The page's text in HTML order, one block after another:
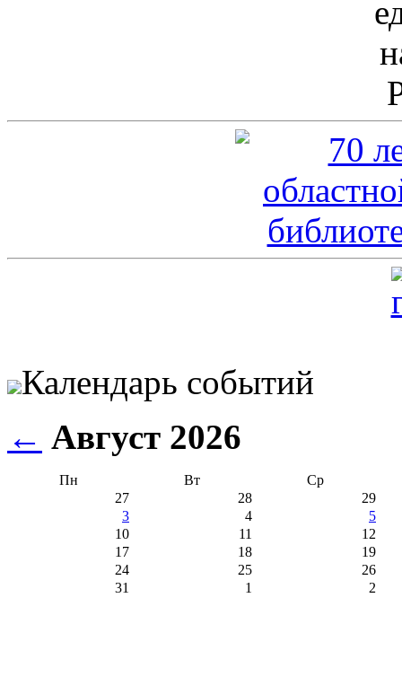
Календарь событий
← Август 2026
Пн Вт
Ср
27
28
29
3
4
5
10
11
12
17
18
19
24
25
26
31
1 2